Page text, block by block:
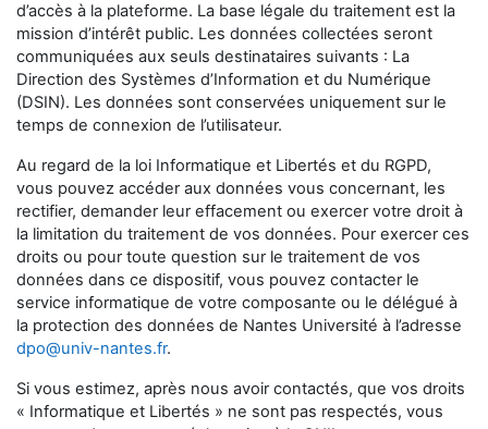
d’accès à la plateforme. La base légale du traitement est la
mission d’intérêt public. Les données collectées seront
communiquées aux seuls destinataires suivants : La
Direction des Systèmes d’Information et du Numérique
(DSIN). Les données sont conservées uniquement sur le
temps de connexion de l’utilisateur.
Au regard de la loi Informatique et Libertés et du RGPD,
vous pouvez accéder aux données vous concernant, les
rectifier, demander leur effacement ou exercer votre droit à
la limitation du traitement de vos données. Pour exercer ces
droits ou pour toute question sur le traitement de vos
données dans ce dispositif, vous pouvez contacter le
service informatique de votre composante ou le délégué à
la protection des données de Nantes Université à l’adresse
dpo@univ-nantes.fr.
Si vous estimez, après nous avoir contactés, que vos droits
« Informatique et Libertés » ne sont pas respectés, vous